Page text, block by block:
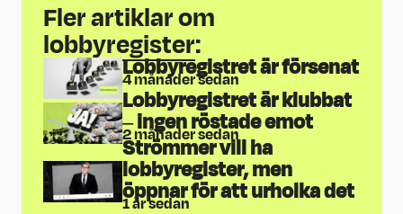
Fler artiklar om
lobbyregister:
Lobbyregistret är försenat
4 månader sedan
Lobbyregistret är klubbat
– ingen röstade emot
2 månader sedan
Strömmer vill ha
lobbyregister, men
öppnar för att urholka det
1 år sedan